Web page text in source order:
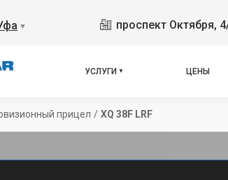
▼ проспект Октября,
УСЛУГИ ЦЕНЫ
прицел / XQ 38F LRF